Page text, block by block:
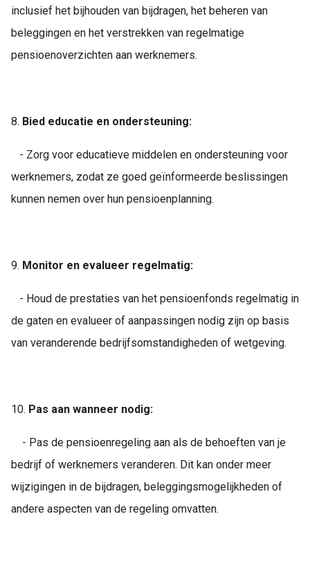
inclusief het bijhouden van bijdragen, het beheren van
beleggingen en het verstrekken van regelmatige
pensioenoverzichten aan werknemers.
8. Bied educatie en ondersteuning:
- Zorg voor educatieve middelen en ondersteuning voor
werknemers, zodat ze goed geïnformeerde beslissingen
kunnen nemen over hun pensioenplanning.
9. Monitor en evalueer regelmatig:
- Houd de prestaties van het pensioenfonds regelmatig in
de gaten en evalueer of aanpassingen nodig zijn op basis
van veranderende bedrijfsomstandigheden of wetgeving.
10. Pas aan wanneer nodig:
- Pas de pensioenregeling aan als de behoeften van je
bedrijf of werknemers veranderen. Dit kan onder meer
wijzigingen in de bijdragen, beleggingsmogelijkheden of
andere aspecten van de regeling omvatten.